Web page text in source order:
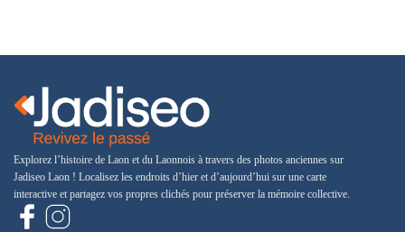
Explorez l’histoire de Laon et du Laonnois à travers des photos anciennes sur
Jadiseo Laon ! Localisez les endroits d’hier et d’aujourd’hui sur une carte
interactive et partagez vos propres clichés pour préserver la mémoire collective.